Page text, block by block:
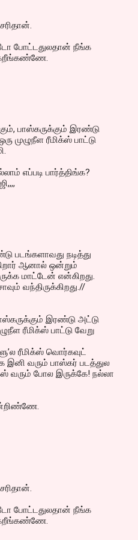
போட்டதுலதான் நீங்க
பாஸ்கருக்கும் இரண்டு
முழுநீள ரீமிக்ஸ் பாட்டு
எப்படி பார்த்திங்க?
படங்களாவது நடித்து
ஆனால் ஒன்றும்
மாட்டேன் என்கிறது.
வந்திருக்கிறது.//
இரண்டு அட்டு
ரீமிக்ஸ் பாட்டு வேறு
ரீமிக்ஸ் வொர்கவுட்
இனி வரும் பாஸ்கர் படத்துல
வரும் போல இருக்கே! நல்லா
போட்டதுலதான் நீங்க